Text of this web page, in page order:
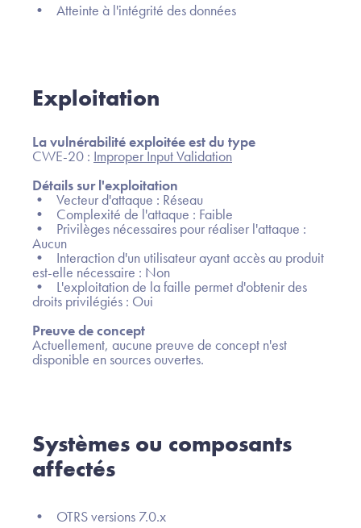
• Atteinte à l'intégrité des données
Exploitation
La vulnérabilité exploitée est du type
CWE-20 : Improper Input Validation
Détails sur l'exploitation
• Vecteur d'attaque : Réseau
• Complexité de l'attaque : Faible
• Privilèges nécessaires pour réaliser l'attaque :
Aucun
• Interaction d'un utilisateur ayant accès au produit
est-elle nécessaire : Non
• L'exploitation de la faille permet d'obtenir des
droits privilégiés : Oui
Preuve de concept
Actuellement, aucune preuve de concept n'est
disponible en sources ouvertes.
Systèmes ou composants
affectés
• OTRS versions 7.0.x